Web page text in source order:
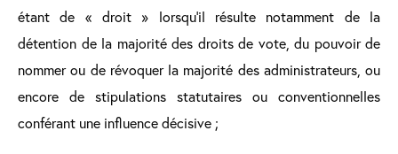
étant de « droit » lorsqu’il résulte notamment de la
détention de la majorité des droits de vote, du pouvoir de
nommer ou de révoquer la majorité des administrateurs, ou
encore de stipulations statutaires ou conventionnelles
conférant une influence décisive ;